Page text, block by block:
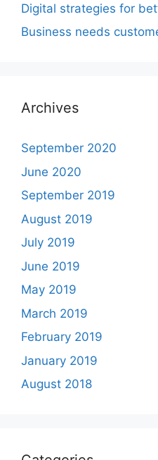
Digital strategies for
Business needs
Archives
September 2020
June 2020
September 2019
August 2019
July 2019
June 2019
May 2019
March 2019
February 2019
January 2019
August 2018